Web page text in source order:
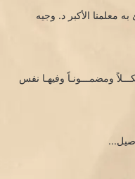
معلمنا الأكبر د. وجيه
ومضمـــونـاً وفيهـا نفس